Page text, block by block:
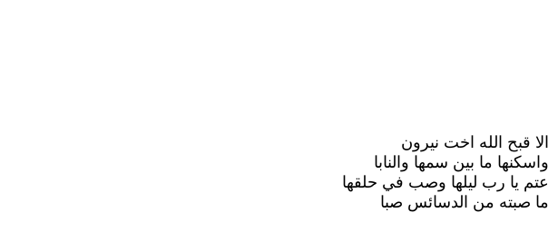
الا قبح الله اخت نيرون
واسكنها ما بين سمها والنابا
عتم يا رب ليلها وصب في حلقها
ما صبته من الدسائس صبا